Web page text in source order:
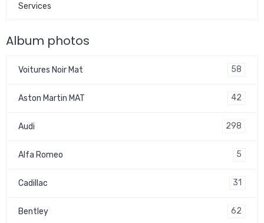
Services
Album photos
Voitures Noir Mat 58
Aston Martin MAT 42
Audi 298
Alfa Romeo 5
Cadillac 31
Bentley 62